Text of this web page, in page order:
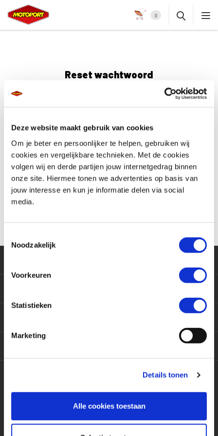
Deze website maakt gebruik van cookies
Om je beter en persoonlijker te helpen, gebruiken wij
cookies en vergelijkbare technieken. Met de cookies
volgen wij en derde partijen jouw internetgedrag binnen
onze site. Hiermee tonen we advertenties op basis van
jouw interesse en kun je informatie delen via social
media.
Noodzakelijk
Voorkeuren
Statistieken
Marketing
Details tonen
Alle cookies toestaan
0
Reset wachtwoord
E-mailadres *
Reset
3417 beoordelingen opKiyOh.nl